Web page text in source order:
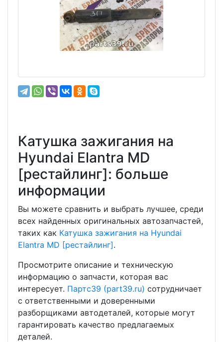
Катушка зажигания на
Hyundai Elantra MD
[рестайлинг]: больше
информации
Вы можете сравнить и выбрать лучшее, среди
всех найденных оригинальных автозапчастей,
таких как Катушка зажигания на Hyundai
Elantra MD [рестайлинг].
Просмотрите описание и техническую
информацию о запчасти, которая вас
интересует. Партс39 (part39.ru) сотрудничает
с ответственными и доверенными
разборщиками автодеталей, которые могут
гарантировать качество предлагаемых
деталей.